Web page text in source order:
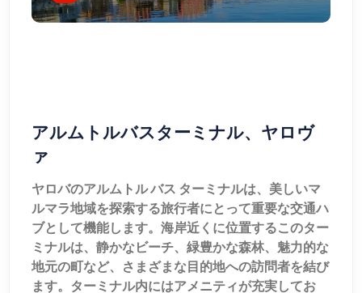
アルムトルバスターミナル、ヤロヴ
ァ
ヤロバのアルムトル バス ターミナルは、美しいマ
ルマラ地域を探索する旅行者にとって重要な交通ハ
ブとして機能します。海岸近くに位置するこのター
ミナルは、静かなビーチ、緑豊かな森林、魅力的な
地元の町など、さまざまな目的地への訪問者を結び
ます。ターミナル内にはアメニティが充実してお